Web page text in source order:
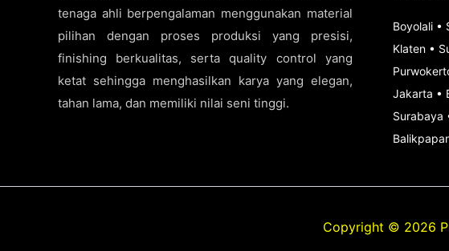
tenaga ahli berpengalaman menggunakan material
pilihan dengan proses produksi yang presisi,
finishing berkualitas, serta quality control yang
ketat sehingga menghasilkan karya yang elegan,
tahan lama, dan memiliki nilai seni tinggi.
Boyolali•
Klaten•
Jakarta •
Surabaya
Copyright © 2026